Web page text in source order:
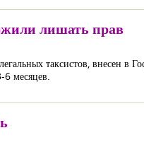
лишать прав
таксистов, внесен в
6 месяцев.